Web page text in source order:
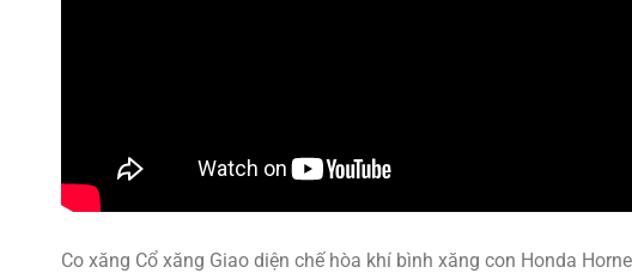
Co xăng Cổ xăng Giao diện chế hòa khí bình xăng con Honda